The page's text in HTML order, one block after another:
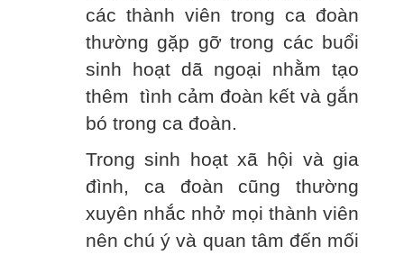
các thành viên trong ca đoàn
thường gặp gỡ trong các buổi
sinh hoạt dã ngoại nhằm tạo
thêm tình cảm đoàn kết và gắn
bó trong ca đoàn.
Trong sinh hoạt xã hội và gia
đình, ca đoàn cũng thường
xuyên nhắc nhở mọi thành viên
nên chú ý và quan tâm đến mối